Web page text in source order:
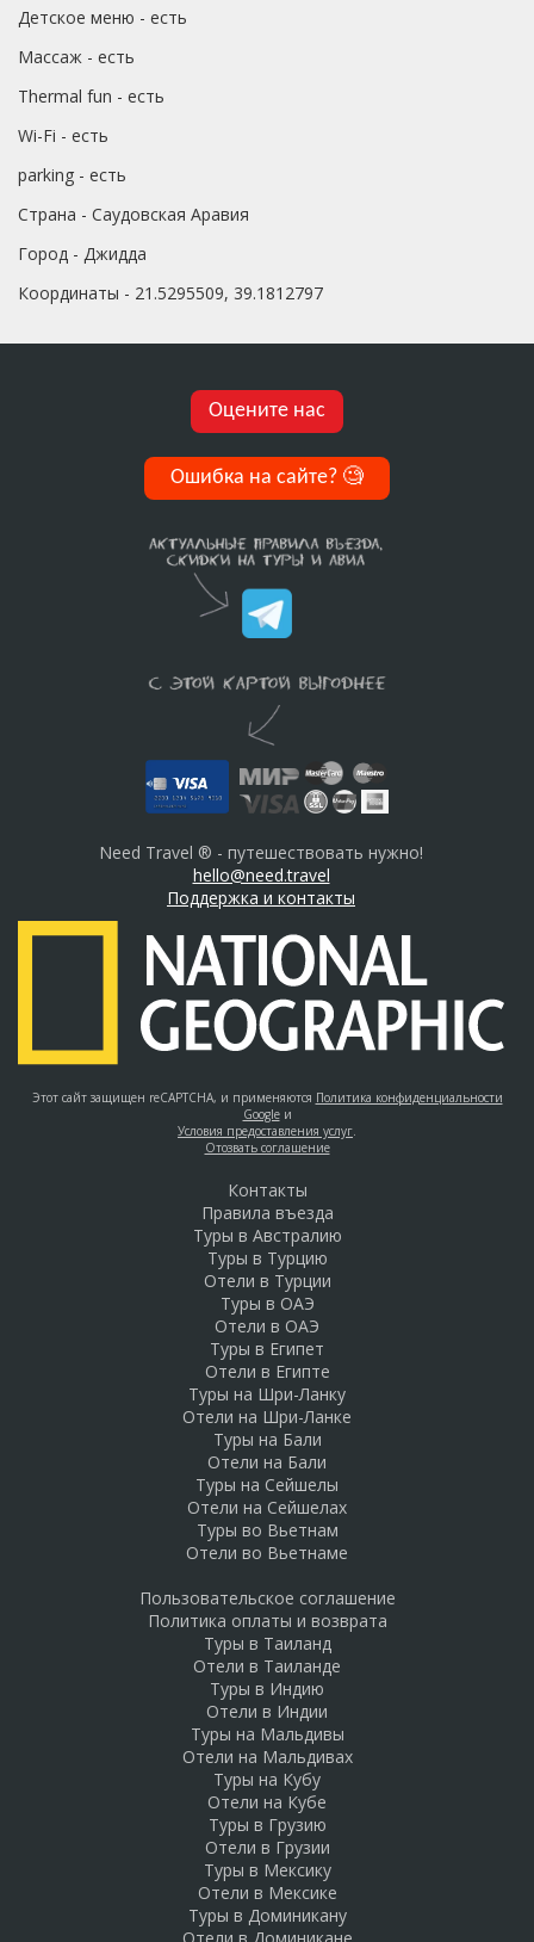
Детское меню - есть
Массаж - есть
Thermal fun - есть
Wi-Fi - есть
parking - есть
Страна - Саудовская Аравия
Город - Джидда
Координаты - 21.5295509, 39.1812797
Оцените нас
Ошибка на сайте? 🧐
Need Travel ® - путешествовать нужно!
hello@need.travel
Поддержка и контакты
Этот сайт защищен reCAPTCHA, и применяются Политика конфиденциальности
Googleи
Условия предоставления услуг.
Отозвать соглашение
Контакты
Правила въезда
Туры в Австралию
Туры в Турцию
Отели в Турции
Туры в ОАЭ
Отели в ОАЭ
Туры в Египет
Отели в Египте
Туры на Шри-Ланку
Отели на Шри-Ланке
Туры на Бали
Отели на Бали
Туры на Сейшелы
Отели на Сейшелах
Туры во Вьетнам
Отели во Вьетнаме
Пользовательское соглашение
Политика оплаты и возврата
Туры в Таиланд
Отели в Таиланде
Туры в Индию
Отели в Индии
Туры на Мальдивы
Отели на Мальдивах
Туры на Кубу
Отели на Кубе
Туры в Грузию
Отели в Грузии
Туры в Мексику
Отели в Мексике
Туры в Доминикану